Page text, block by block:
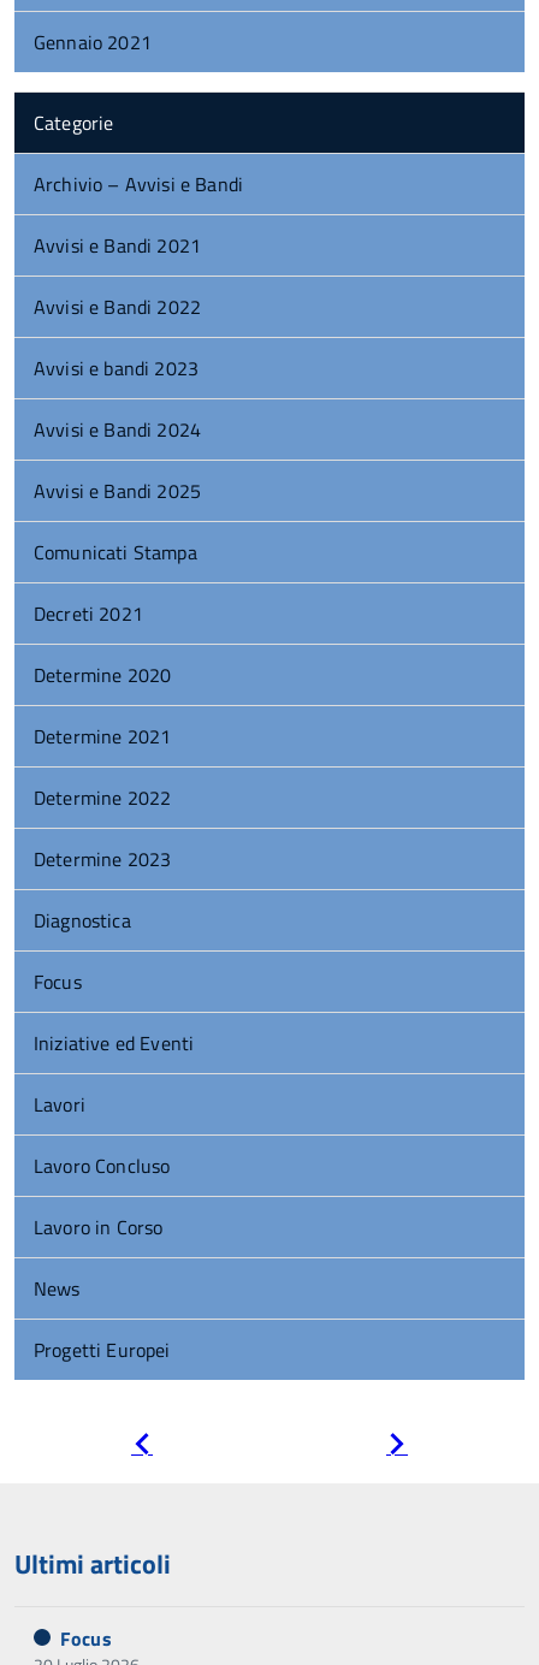
Gennaio 2021
Categorie
Archivio – Avvisi e Bandi
Avvisi e Bandi 2021
Avvisi e Bandi 2022
Avvisi e bandi 2023
Avvisi e Bandi 2024
Avvisi e Bandi 2025
Comunicati Stampa
Decreti 2021
Determine 2020
Determine 2021
Determine 2022
Determine 2023
Diagnostica
Focus
Iniziative ed Eventi
Lavori
Lavoro Concluso
Lavoro in Corso
News
Progetti Europei
Ultimi articoli
Focus